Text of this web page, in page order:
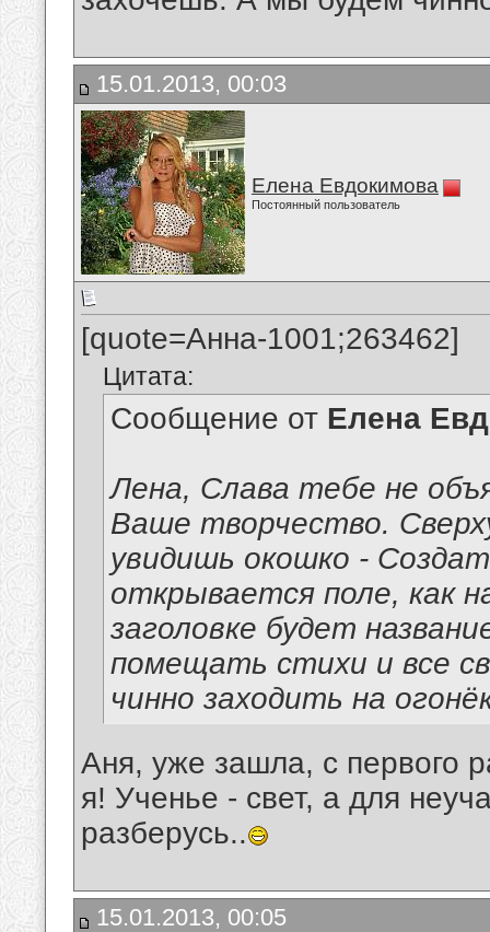
15.01.2013, 00:03
Елена Евдокимова
Постоянный пользователь
[quote=Анна-1001;263462]
Цитата:
Сообщение от Елена
Лена, Слава тебе не
Ваше творчество.
увидишь окошко -
открывается поле, как
заголовке будет
помещать стихи и все
чинно заходить на
Аня, уже зашла, с первого
я! Ученье - свет, а для
разберусь..
15.01.2013, 00:05